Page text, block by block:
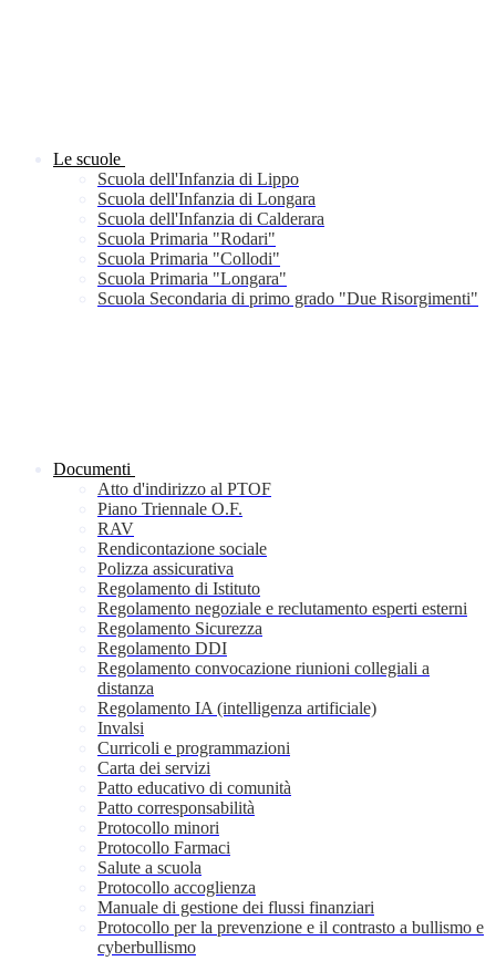
Le scuole
Scuola dell'Infanzia di Lippo
Scuola dell'Infanzia di Longara
Scuola dell'Infanzia di Calderara
Scuola Primaria "Rodari"
Scuola Primaria "Collodi"
Scuola Primaria "Longara"
Scuola Secondaria di primo grado "Due Risorgimenti"
Documenti
Atto d'indirizzo al PTOF
Piano Triennale O.F.
RAV
Rendicontazione sociale
Polizza assicurativa
Regolamento di Istituto
Regolamento negoziale e reclutamento esperti esterni
Regolamento Sicurezza
Regolamento DDI
Regolamento convocazione riunioni collegiali a
distanza
Regolamento IA (intelligenza artificiale)
Invalsi
Curricoli e programmazioni
Carta dei servizi
Patto educativo di comunità
Patto corresponsabilità
Protocollo minori
Protocollo Farmaci
Salute a scuola
Protocollo accoglienza
Manuale di gestione dei flussi finanziari
Protocollo per la prevenzione e il contrasto a bullismo e
cyberbullismo